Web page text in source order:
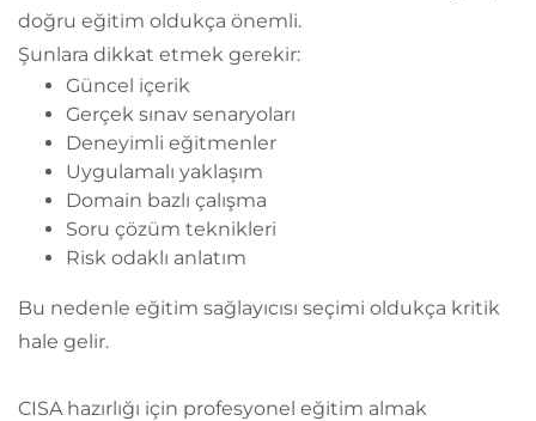
doğru eğitim oldukça önemli.
Şunlara dikkat etmek gerekir:
Güncel içerik
Gerçek sınav senaryoları
Deneyimli eğitmenler
Uygulamalı yaklaşım
Domain bazlı çalışma
Soru çözüm teknikleri
Risk odaklı anlatım
Bu nedenle eğitim sağlayıcısı seçimi oldukça kritik
hale gelir.
CISA hazırlığı için profesyonel eğitim almak